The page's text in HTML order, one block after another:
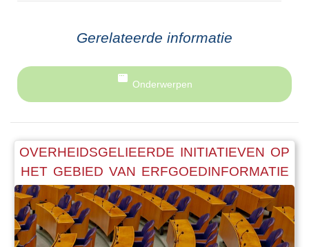
Gerelateerde informatie
Onderwerpen
OVERHEIDSGELIEERDE INITIATIEVEN OP
HET GEBIED VAN ERFGOEDINFORMATIE